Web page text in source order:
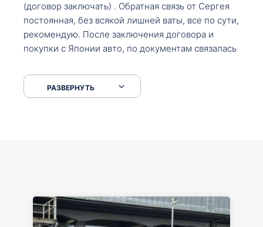
(договор заключать) . Обратная связь от Сергея
постоянная, без всякой лишней ваты, все по сути,
рекомендую. После заключения договора и
покупки с Японии авто, по документам связалась
что заполнить, куда зайти, образцы и т.д. После
приехал за авто. Меня тепло встретили Сергей с
РАЗВЕРНУТЬ